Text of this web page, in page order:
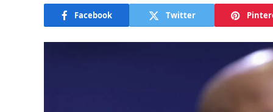
Facebook Twitter